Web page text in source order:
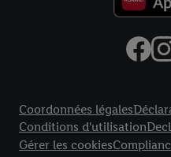
Coordonnées légales
Conditions d'utilisation
Gérer les cookies